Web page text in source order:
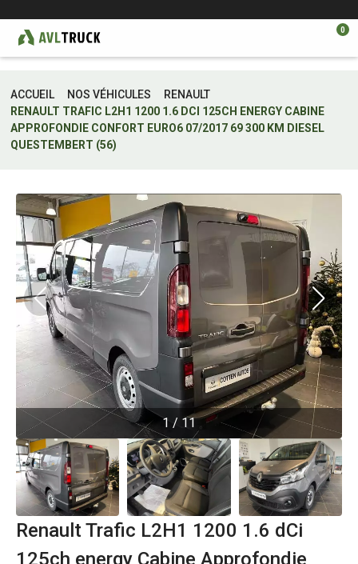
0
ACCUEIL NOS VÉHICULES
RENAULT
RENAULT TRAFIC L2H1 1200 1.6 DCI 125CH ENERGY CABINE
APPROFONDIE CONFORT EURO6 07/2017 69 300 KM DIESEL
QUESTEMBERT (56)
1 / 11
Renault Trafic L2H1 1200 1.6 dCi
125ch energy Cabine Approfondie